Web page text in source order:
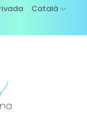
Català